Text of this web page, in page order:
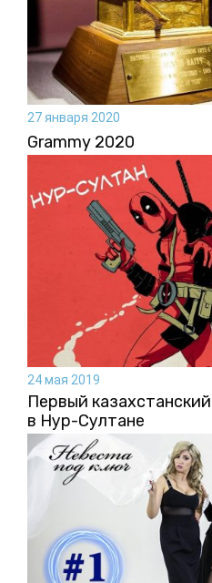
27 января 2020
Grammy 2020
24 мая 2019
Первый
в Нур-Султане